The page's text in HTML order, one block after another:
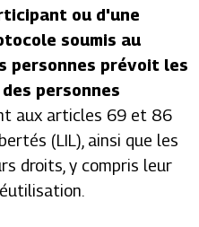
ou d'une
soumis au
personnes prévoit les
personnes
aux articles 69 et 86
(LIL), ainsi que les
droits, y compris leur